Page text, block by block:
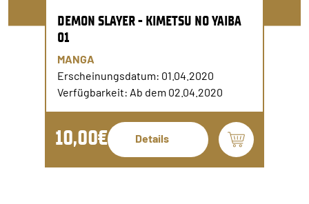
DEMON SLAYER - KIMETSU NO YAIBA
01
MANGA
Erscheinungsdatum: 01.04.2020
Verfügbarkeit: Ab dem 02.04.2020
10,00€ Details